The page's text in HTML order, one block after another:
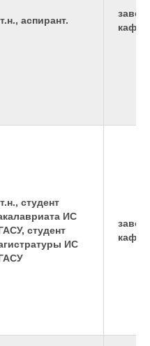
аспирант.
студент
ИС
студент
ИС